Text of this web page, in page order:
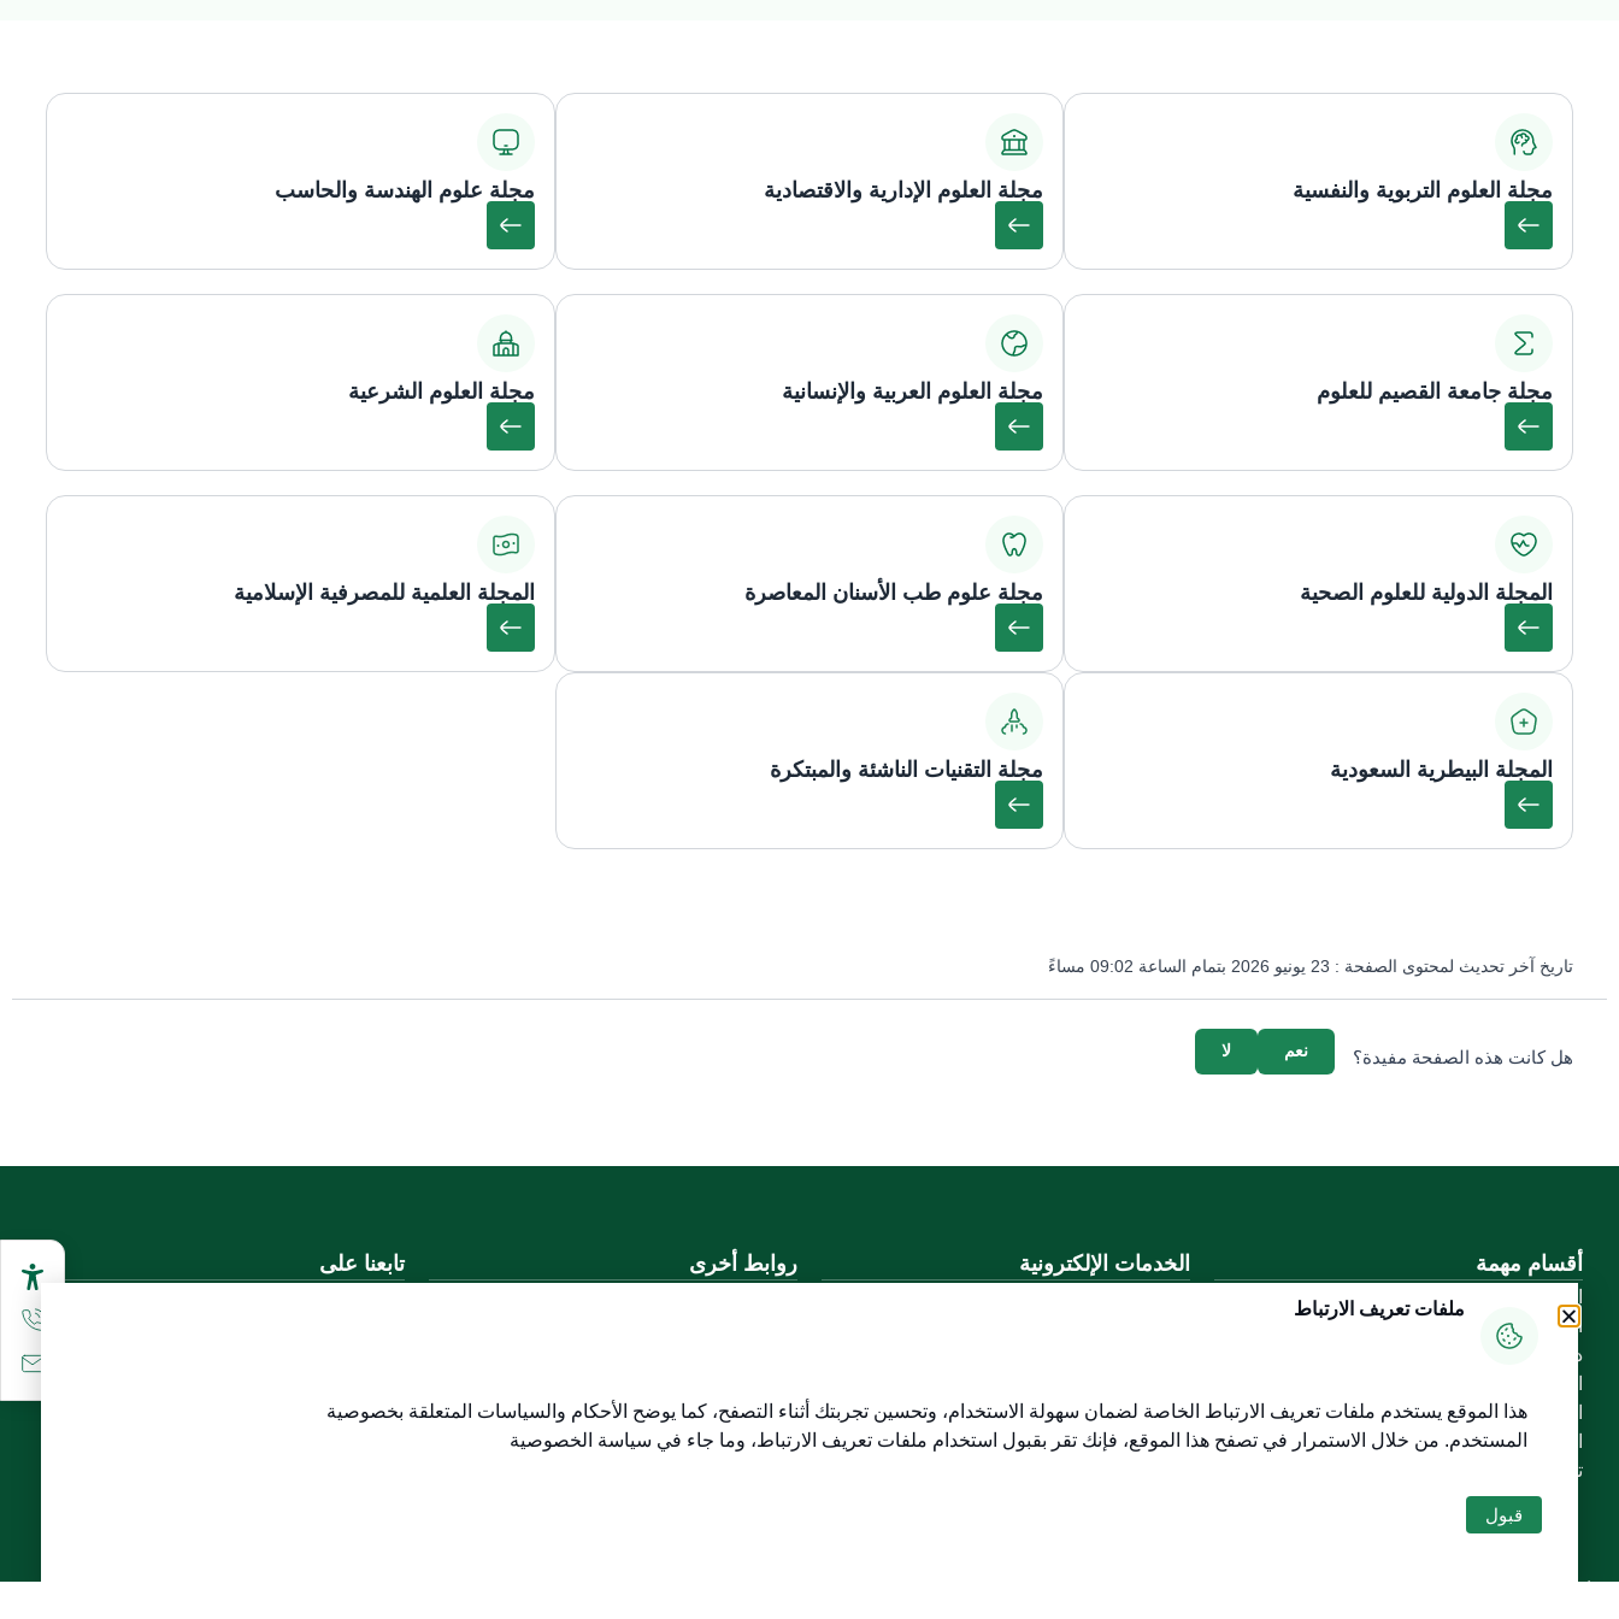
مجلة العلوم التربوية والنفسية مجلة العلوم الإدارية والاقتصادية مجلة علوم الهندسة والحاسب
مجلة جامعة القصيم للعلوم مجلة العلوم العربية والإنسانية مجلة العلوم الشرعية
المجلة الدولية للعلوم الصحية مجلة علوم طب الأسنان المعاصرة المجلة العلمية للمصرفية الإسلامية
المجلة البيطرية السعودية مجلة التقنيات الناشئة والمبتكرة
تاريخ آخر تحديث لمحتوى الصفحة : 23 يونيو 2026 بتمام الساعة 09:02 مساءً
هل كانت هذه الصفحة مفيدة؟ لا نعم
أقسام مهمة
المعرفة الرقمية
دليل الخدمات
البيانات المفتوحة
السياسات واللوائح
تواصل معنا
الخدمات الإلكترونية
إنجاز
روابط أخرى
منصة الاستشارات القانونية (استطلاع)
التوظيف
تابعنا على
خريطة الموقع
ملفات تعريف الارتباط
هذا الموقع يستخدم ملفات تعريف الارتباط الخاصة لضمان سهولة الاستخدام، وتحسين تجربتك أثناء التصفح، كما يوضح الأحكام والسياسات المتعلقة بخصوصية
المستخدم. من خلال الاستمرار في تصفح هذا الموقع، فإنك تقر بقبول استخدام ملفات تعريف الارتباط، وما جاء في سياسة الخصوصية
قبول